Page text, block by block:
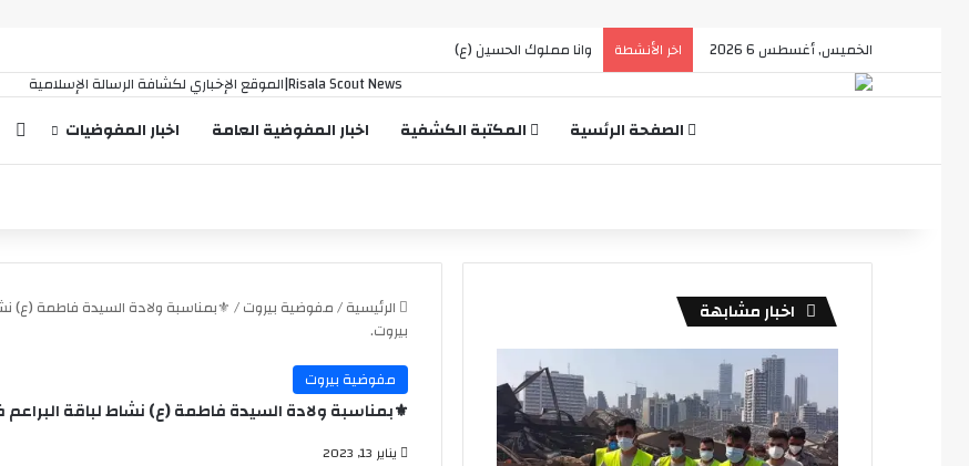
الخميس, أغسطس 6 2026 اخر الأنشطة وانا مملوك الحسين (ع)
الصفحة الرئسية المكتبة الكشفية اخبار المفوضية العامة اخبار المفوضيات
الرئيسية/مفوضية بيروت/ ⚜️بمناسبة ولادة السيدة فاطمة (ع)
بيروت.
مفوضية بيروت
⚜️بمناسبة ولادة السيدة فاطمة (ع) نشاط لباقة
يناير 13, 2023
اخبار مشابهة